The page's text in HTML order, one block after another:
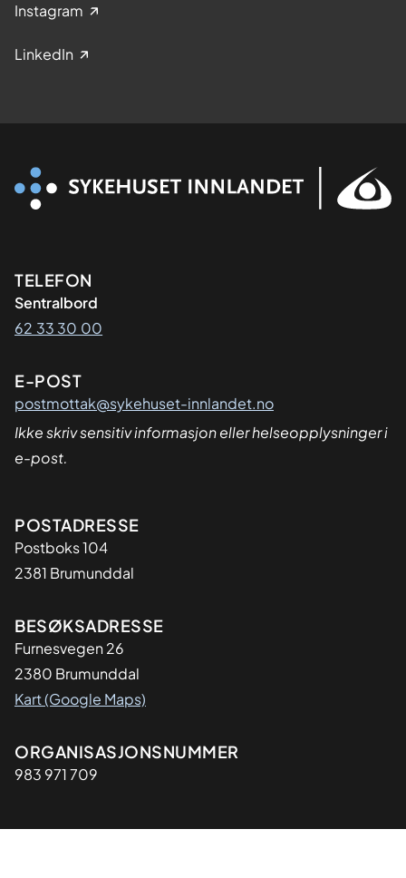
Instagram
LinkedIn
Kontaktinformasjon
TELEFON
Sentralbord
62 33 30 00
E-POST
postmottak@sykehuset-innlandet.no
Ikke skriv sensitiv informasjon eller helseopplysninger i
e-post.
Adresse
POSTADRESSE
Postboks 104
2381 Brumunddal
BESØKSADRESSE
Furnesvegen 26
2380 Brumunddal
Kart (Google Maps)
Organisasjon
ORGANISASJONSNUMMER
983 971 709